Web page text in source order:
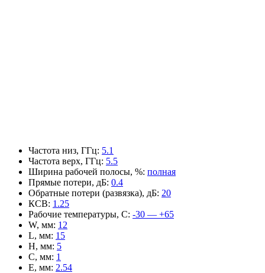
Частота низ, ГГц: 5.1
Частота верх, ГГц: 5.5
Ширина рабочей полосы, %: полная
Прямые потери, дБ: 0.4
Обратные потери (развязка), дБ: 20
КСВ: 1.25
Рабочие температуры, С: -30 — +65
W, мм: 12
L, мм: 15
H, мм: 5
C, мм: 1
E, мм: 2.54